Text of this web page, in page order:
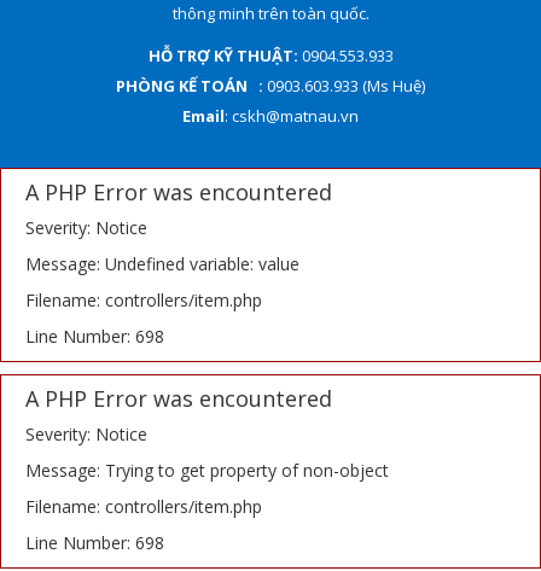
thông minh trên toàn quốc.
HỖ TRỢ KỸ THUẬT: 0904.553.933
PHÒNG KẾ TOÁN : 0903.603.933 (Ms Huệ)
Email: cskh@matnau.vn
A PHP Error was encountered
Severity: Notice
Message: Undefined variable: value
Filename: controllers/item.php
Line Number: 698
A PHP Error was encountered
Severity: Notice
Message: Trying to get property of non-object
Filename: controllers/item.php
Line Number: 698